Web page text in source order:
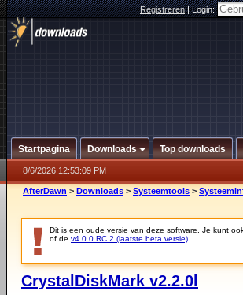
Registreren|Login:
Startpagina Downloads Top downloads
8/6/2026 12:53:09 PM
AfterDawn > Downloads > Systeemtools >
Dit is een oude versie van deze software. Je kunt
of de v4.0.0 RC 2 (laatste beta versie)
CrystalDiskMark v2.2.0l